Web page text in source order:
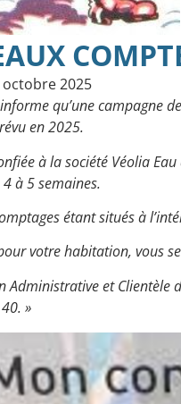
octobre 2025
informe qu’une campagne
en 2025.
à la société Véolia
à 5 semaines.
étant situés à
votre habitation, vous
Administrative et
»